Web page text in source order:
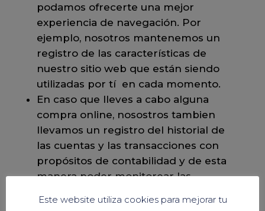
podamos ofrecerte una mejor
experiencia de navegación. Por
ejemplo, nosotros mantenemos un
registro de las características de
nuestro sitio web que están siendo
utilizadas por tí en cada momento.
En caso que lleves a cabo alguna
compra online, nosostros tambien
llevamos un registro del historial de
las cuentas y las transacciones con
propósitos de contabilidad y de esta
manera poder monitorear las
Este website utiliza cookies para mejorar tu